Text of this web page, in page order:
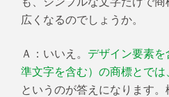
広くなるのでしょうか。
Ａ：いいえ。 デザイン要素
準文字を含む）の商標とでは
というのが答えになります